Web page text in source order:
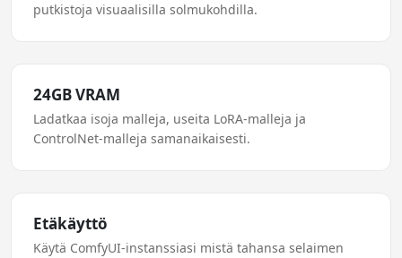
putkistoja visuaalisilla solmukohdilla.
24GB VRAM
Ladatkaa isoja malleja, useita LoRA-malleja ja
ControlNet-malleja samanaikaisesti.
Etäkäyttö
Käytä ComfyUI-instanssiasi mistä tahansa selaimen